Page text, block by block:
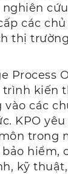
các
thị
Process
trình kiến
các
KPO
trong
hiểm,
kỹ